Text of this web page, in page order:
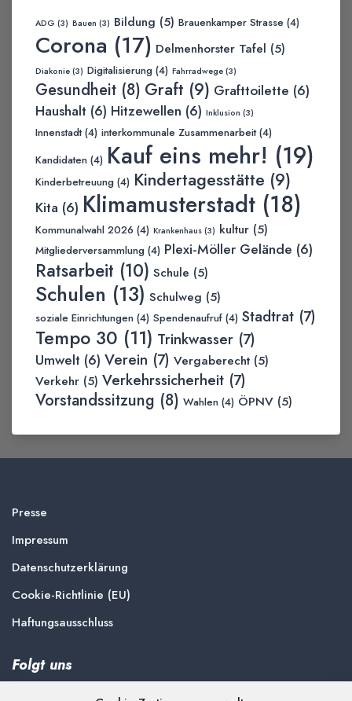
ADG (3) Bauen (3) Bildung (5) Brauenkamper Strasse (4)
Corona (17) Delmenhorster Tafel (5)
Diakonie (3) Digitalisierung (4) Fahrradwege (3)
Gesundheit (8) Graft (9) Grafttoilette (6)
Haushalt (6) Hitzewellen (6) Inklusion (3)
Innenstadt(4) interkommunale Zusammenarbeit(4)
Kandidaten (4) Kauf eins mehr! (19)
Kinderbetreuung (4) Kindertagesstätte (9)
Kita (6) Klimamusterstadt (18)
Kommunalwahl 2026 (4) Krankenhaus (3) kultur (5)
Mitgliederversammlung (4) Plexi-Möller Gelände (6)
Ratsarbeit (10) Schule (5)
Schulen (13) Schulweg (5)
soziale Einrichtungen (4) Spendenaufruf (4) Stadtrat (7)
Tempo 30 (11) Trinkwasser (7)
Umwelt (6) Verein (7) Vergaberecht (5)
Verkehr (5) Verkehrssicherheit (7)
Vorstandssitzung (8) Wahlen (4) ÖPNV (5)
Presse
Impressum
Datenschutzerklärung
Cookie-Richtlinie (EU)
Haftungsausschluss
Folgt uns